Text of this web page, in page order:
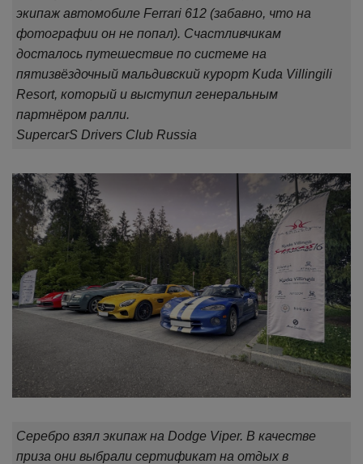
экипаж автомобиле Ferrari 612 (забавно, что на
фотографии он не попал). Счастливчикам
досталось путешествие по системе на
пятизвёздочный мальдивский курорт Kuda Villingili
Resort, который и выступил генеральным
партнёром ралли.
SupercarS Drivers Club Russia
Серебро взял экипаж на Dodge Viper. В качестве
приза они выбрали сертификат на отдых в